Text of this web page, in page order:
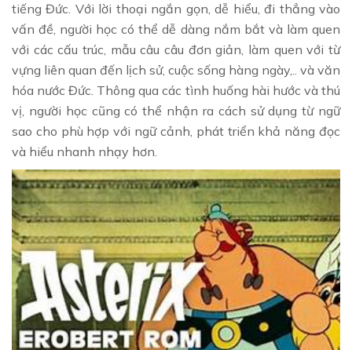
tiếng Đức. Với lời thoại ngắn gọn, dễ hiểu, đi thẳng vào
vấn đề, người học có thể dễ dàng nắm bắt và làm quen
với các cấu trúc, mẫu câu câu đơn giản, làm quen với từ
vựng liên quan đến lịch sử, cuộc sống hàng ngày,.. và văn
hóa nước Đức. Thông qua các tình huống hài hước và thú
vị, người học cũng có thể nhận ra cách sử dụng từ ngữ
sao cho phù hợp với ngữ cảnh, phát triển khả năng đọc
và hiểu nhanh nhạy hơn.